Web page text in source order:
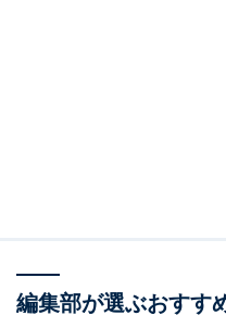
「グランドニッコー東京
編集部が選ぶおすす